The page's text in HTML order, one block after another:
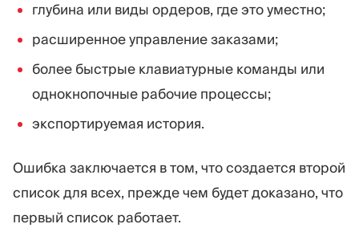
глубина или виды ордеров, где это уместно;
расширенное управление заказами;
более быстрые клавиатурные команды или
однокнопочные рабочие процессы;
экспортируемая история.
Ошибка заключается в том, что создается второй
список для всех, прежде чем будет доказано, что
первый список работает.